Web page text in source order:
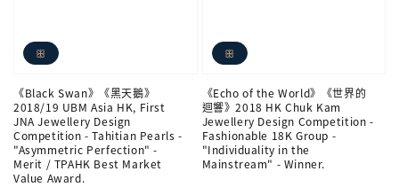
ꕥ
《Black Swan》《黑天鵝》
2018/19 UBM Asia HK, First
JNA Jewellery Design
Competition - Tahitian Pearls -
"Asymmetric Perfection" -
Merit / TPAHK Best Market
Value Award.
ꕥ
《Echo of the World》《世界的
迴響》2018 HK Chuk Kam
Jewellery Design Competition -
Fashionable 18K Group -
"Individuality in the
Mainstream" - Winner.